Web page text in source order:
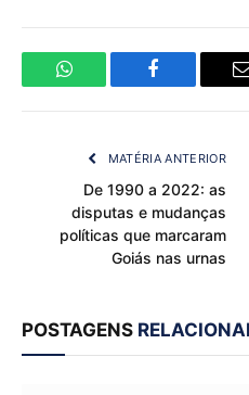
WhatsApp Facebook
MATÉRIA ANTERIOR
De 1990 a 2022: as
disputas e mudanças
políticas que marcaram
Goiás nas urnas
POSTAGENS